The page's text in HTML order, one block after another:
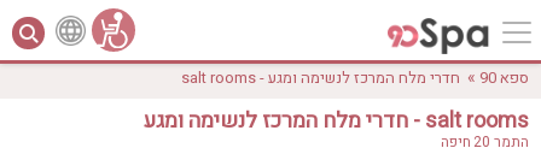
ספא 90 » חדרי מלח המרכז לנשימה ומגע - salt rooms
חדרי מלח המרכז לנשימה ומגע - salt rooms
התמר 20 חיפה